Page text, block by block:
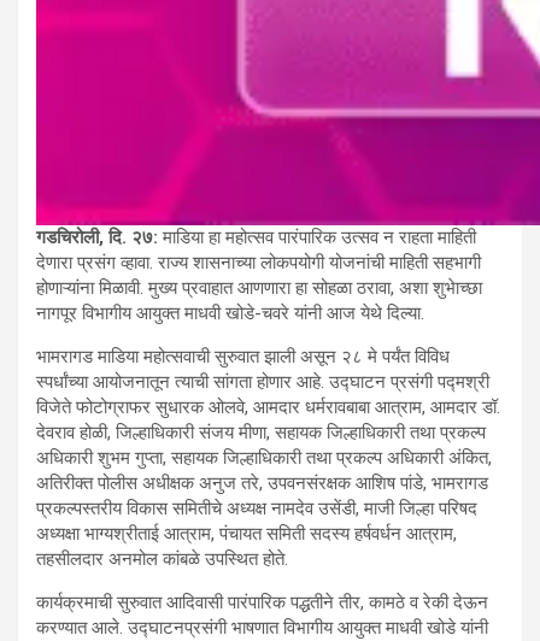
गडचिरोली, दि. २७:माडिया हा महोत्सव पारंपारिक उत्सव न राहता माहिती
देणारा प्रसंग व्हावा. राज्य शासनाच्या लोकपयोगी योजनांची माहिती सहभागी
होणाऱ्यांना मिळावी. मुख्य प्रवाहात आणणारा हा सोहळा ठरावा, अशा शुभेाच्छा
नागपूर विभागीय आयुक्त माधवी खोडे-चवरे यांनी आज येथे दिल्या.
भामरागड माडिया महोत्सवाची सुरुवात झाली असून २८ मे पर्यंत विविध
स्पर्धांच्या आयोजनातून त्याची सांगता होणार आहे. उद्घाटन प्रसंगी पद्मश्री
विजेते फोटोग्राफर सुधारक ओलवे, आमदार धर्मरावबाबा आत्राम, आमदार डॉ.
देवराव होळी, जिल्हाधिकारी संजय मीणा, सहायक जिल्हाधिकारी तथा प्रकल्प
अधिकारी शुभम गुप्ता, सहायक जिल्हाधिकारी तथा प्रकल्प अधिकारी अंकित,
अतिरीक्त पोलीस अधीक्षक अनुज तरे, उपवनसंरक्षक आशिष पांडे, भामरागड
प्रकल्पस्तरीय विकास समितीचे अध्यक्ष नामदेव उसेंडी, माजी जिल्हा परिषद
अध्यक्षा भाग्यश्रीताई आत्राम, पंचायत समिती सदस्य हर्षवर्धन आत्राम,
तहसीलदार अनमोल कांबळे उपस्थित होते.
कार्यक्रमाची सुरुवात आदिवासी पारंपारिक पद्धतीने तीर, कामठे व रेकी देऊन
करण्यात आले. उद्घाटनप्रसंगी भाषणात विभागीय आयुक्त माधवी खोडे यांनी